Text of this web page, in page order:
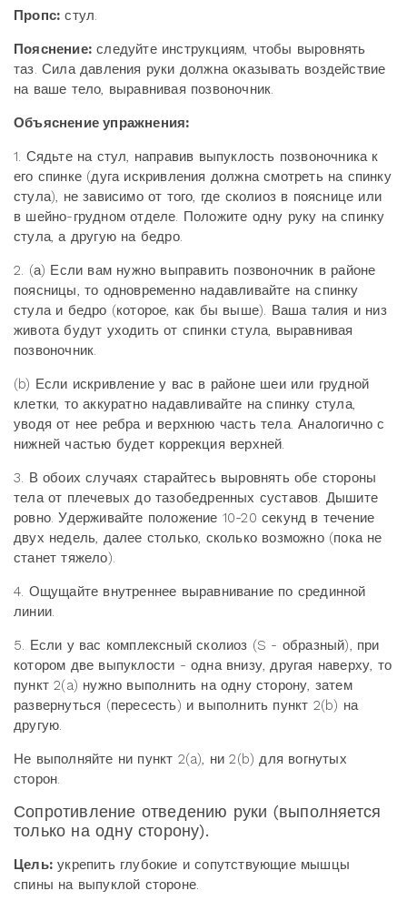
Пропс: стул.
Пояснение: следуйте инструкциям, чтобы выровнять
таз. Сила давления руки должна оказывать воздействие
на ваше тело, выравнивая позвоночник.
Объяснение упражнения:
1. Сядьте на стул, направив выпуклость позвоночника к
его спинке (дуга искривления должна смотреть на спинку
стула), не зависимо от того, где сколиоз в пояснице или
в шейно-грудном отделе. Положите одну руку на спинку
стула, а другую на бедро.
2. (а) Если вам нужно выправить позвоночник в районе
поясницы, то одновременно надавливайте на спинку
стула и бедро (которое, как бы выше). Ваша талия и низ
живота будут уходить от спинки стула, выравнивая
позвоночник.
(b) Если искривление у вас в районе шеи или грудной
клетки, то аккуратно надавливайте на спинку стула,
уводя от нее ребра и верхнюю часть тела. Аналогично с
нижней частью будет коррекция верхней.
3. В обоих случаях старайтесь выровнять обе стороны
тела от плечевых до тазобедренных суставов. Дышите
ровно. Удерживайте положение 10-20 секунд в течение
двух недель, далее столько, сколько возможно (пока не
станет тяжело).
4. Ощущайте внутреннее выравнивание по срединной
линии.
5. Если у вас комплексный сколиоз (S - образный), при
котором две выпуклости - одна внизу, другая наверху, то
пункт 2(a) нужно выполнить на одну сторону, затем
развернуться (пересесть) и выполнить пункт 2(b) на
другую.
Не выполняйте ни пункт 2(a), ни 2(b) для вогнутых
сторон.
Сопротивление отведению руки (выполняется
только на одну сторону).
Цель: укрепить глубокие и сопутствующие мышцы
спины на выпуклой стороне.